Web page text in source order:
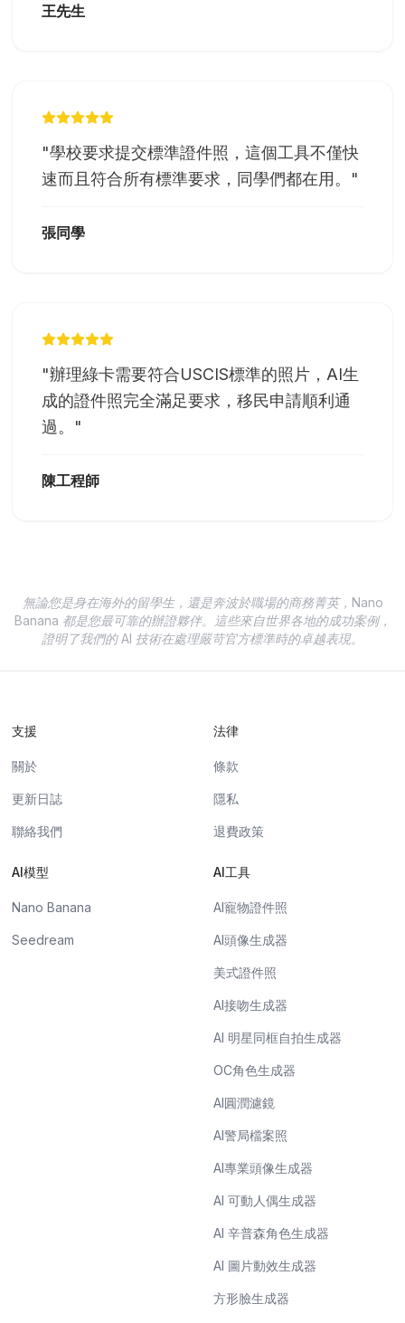
王先生
"學校要求提交標準證件照，這個工具不僅快
速而且符合所有標準要求，同學們都在用。
"
張同學
"辦理綠卡需要符合USCIS標準的照片，AI生
成的證件照完全滿足要求，移民申請順利通
過。
"
陳工程師
無論您是身在海外的留學生，還是奔波於職場的商務菁英，Nano
Banana 都是您最可靠的辦證夥伴。這些來自世界各地的成功案例，
證明了我們的 AI 技術在處理嚴苛官方標準時的卓越表現。
支援
關於
更新日誌
聯絡我們
法律
條款
隱私
退費政策
AI模型
Nano Banana
Seedream
AI工具
AI寵物證件照
AI頭像生成器
美式證件照
AI接吻生成器
AI 明星同框自拍生成器
OC角色生成器
AI圓潤濾鏡
AI警局檔案照
AI專業頭像生成器
AI 可動人偶生成器
AI 辛普森角色生成器
AI 圖片動效生成器
方形臉生成器